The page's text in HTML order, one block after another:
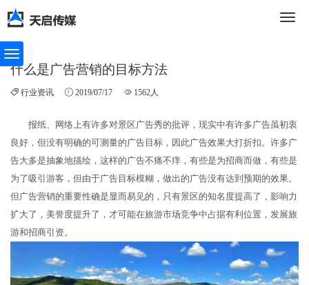
导
航
什么是广告营销的目标方法
行业资讯 2019/07/17 1562人
报纸、网络上有许多对景区广告秀的批评，现实中有许多广告虽初衷
良好，但没有明确的可测量的广告目标，因此广告效果大打折扣。许多广
告大多是抽象地描绘，这样的广告不痛不痒，有些是为招商而做，有些是
为了吸引游客，但由于广告目标模糊，做出的广告没有达到预期的效果。
但广告营销的重要性确是显而易见的，只有景区的知名度提高了，影响力
扩大了，美誉度提升了，才可能在旅游市场竞争中占据有利位置，发展旅
游和招商引资。